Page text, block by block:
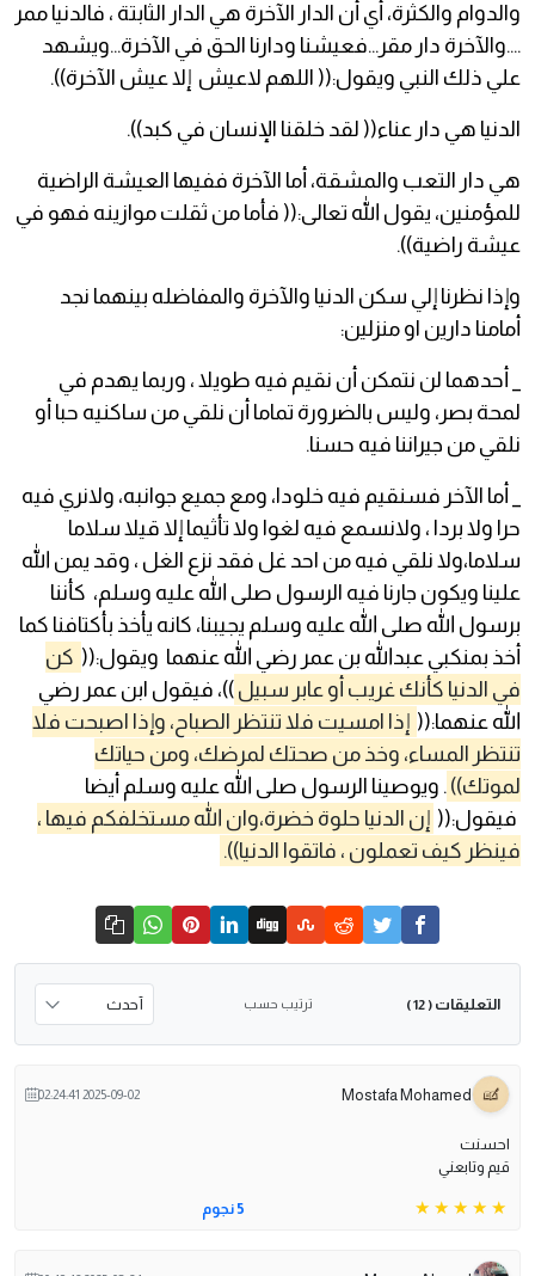
والدوام والكثرة، أي أن الدار الآخرة هي الدار الثابتة ، فالدنيا ممر
….والآخرة دار مقر…فعيشنا ودارنا الحق في الآخرة…ويشهد
علي ذلك النبي ويقول:(( اللهم لاعيش إلا عيش الآخرة)).
الدنيا هي دار عناء(( لقد خلقنا الإنسان في كبد)).
هي دار التعب والمشقة، أما الآخرة ففيها العيشة الراضية
للمؤمنين، يقول الله تعالى:(( فأما من ثقلت موازينه فهو في
عيشة راضية)).
وإذا نظرنا إلي سكن الدنيا والآخرة والمفاضله بينهما نجد
أمامنا دارين او منزلين:
_ أحدهما لن نتمكن أن نقيم فيه طويلا ، وربما يهدم في
لمحة بصر، وليس بالضرورة تماما أن نلقي من ساكنيه حبا أو
نلقي من جيراننا فيه حسنا.
_ أما الآخر فسنقيم فيه خلودا، ومع جميع جوانبه، ولانري فيه
حرا ولا بردا ، ولانسمع فيه لغوا ولا تأثيما إلا قيلا سلاما
سلاما،ولا نلقي فيه من احد غل فقد نزع الغل ، وقد يمن الله
علينا ويكون جارنا فيه الرسول صلى الله عليه وسلم، كأننا
برسول الله صلى الله عليه وسلم يجيبنا، كانه يأخذ بأكتافنا كما
أخذ بمنكبي عبدالله بن عمر رضي الله عنهما ويقول:(( كن
في الدنيا كأنك غريب أو عابر سبيل ))، فيقول ابن عمر رضي
الله عنهما:(( إذا امسيت فلا تنتظر الصباح، وإذا اصبحت فلا
تنتظر المساء، وخذ من صحتك لمرضك، ومن حياتك
لموتك)) . ويوصينا الرسول صلى الله عليه وسلم أيضا
فيقول:(( إن الدنيا حلوة خضرة،وان الله مستخلفكم فيها ،
فينظر كيف تعملون ، فاتقوا الدنيا)).
التعليقات ( 12 ) ترتيب حسب
Mostafa Mohamed
2025-09-02 02:24:41
احسنت
قيم وتابعني
5 نجوم